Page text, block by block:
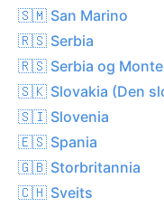
🇸🇲 San Marino
🇷🇸 Serbia
🇷🇸 Serbia og
🇸🇰 Slovakia (Den
🇸🇮 Slovenia
🇪🇸 Spania
🇬🇧 Storbritannia
🇨🇭 Sveits